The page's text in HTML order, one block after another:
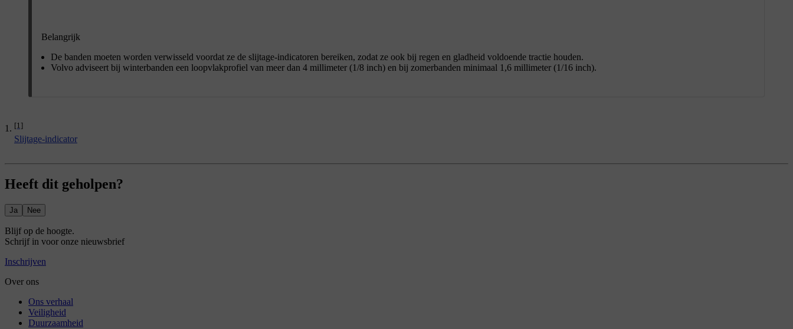
Belangrijk
De banden moeten worden verwisseld voordat ze de slijtage-indicatoren bereiken, zodat ze ook bij regen en gladheid voldoende tractie houden.
Volvo adviseert bij winterbanden een loopvlakprofiel van meer dan 4 millimeter (1/8 inch) en bij zomerbanden minimaal 1,6 millimeter (1/16 inch).
[1]
Slijtage-indicator
Heeft dit geholpen?
Ja Nee